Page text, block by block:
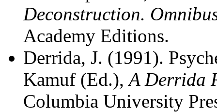
Deconstruction.
Academy Editions.
Derrida, J. (1991).
Kamuf (Ed.),A Derrida
Columbia University